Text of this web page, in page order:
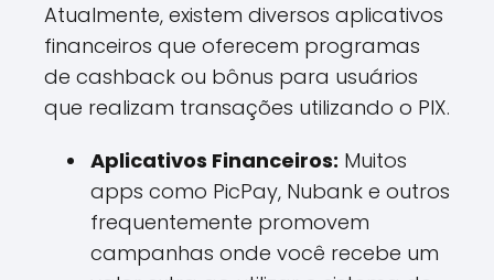
Atualmente, existem diversos aplicativos
financeiros que oferecem programas
de cashback ou bônus para usuários
que realizam transações utilizando o PIX.
Aplicativos Financeiros: Muitos
apps como PicPay, Nubank e outros
frequentemente promovem
campanhas onde você recebe um